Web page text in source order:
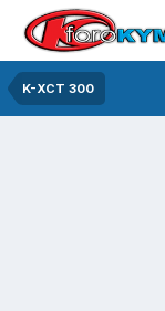
K-XCT 300